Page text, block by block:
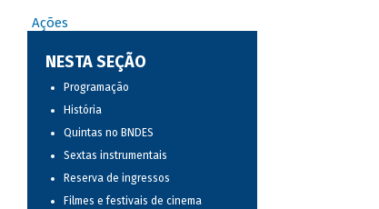
Ações
NESTA SEÇÃO
Programação
História
Quintas no BNDES
Sextas instrumentais
Reserva de ingressos
Filmes e festivais de cinema